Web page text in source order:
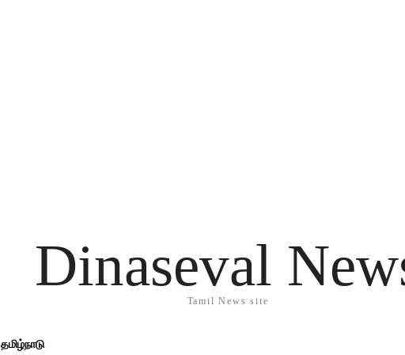
Dinaseval
Tamil News site
தமிழ்நாடு